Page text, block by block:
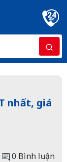
nhất, giá
0 Bình luận